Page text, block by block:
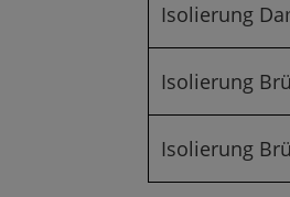
Isolierung
Isolierung
Isolierung